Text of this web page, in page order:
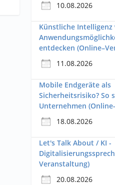
10.08.2026
Künstliche
entdecken
11.08.2026
Mobile Endgeräte als
Sicherheitsrisiko? So
Unternehmen
18.08.2026
Let's Talk About / KI -
Veranstaltung)
20.08.2026